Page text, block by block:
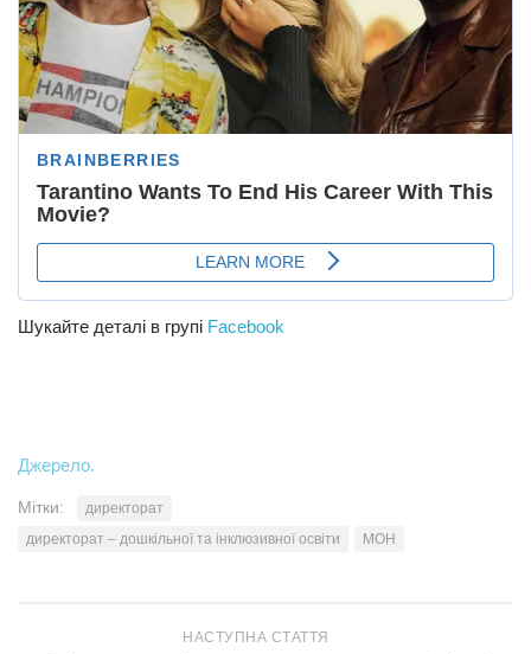
Шукайте деталі в групі Facebook
Джерело.
Мітки:
директорат
директорат – дошкільної та інклюзивної освіти
МОН
НАСТУПНА СТАТТЯ